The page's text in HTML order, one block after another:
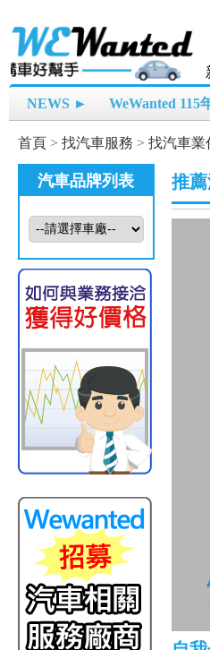
NEWS ► WeWanted 115
首頁 > 找汽車服務 > 找汽車業
汽車品牌列表 推